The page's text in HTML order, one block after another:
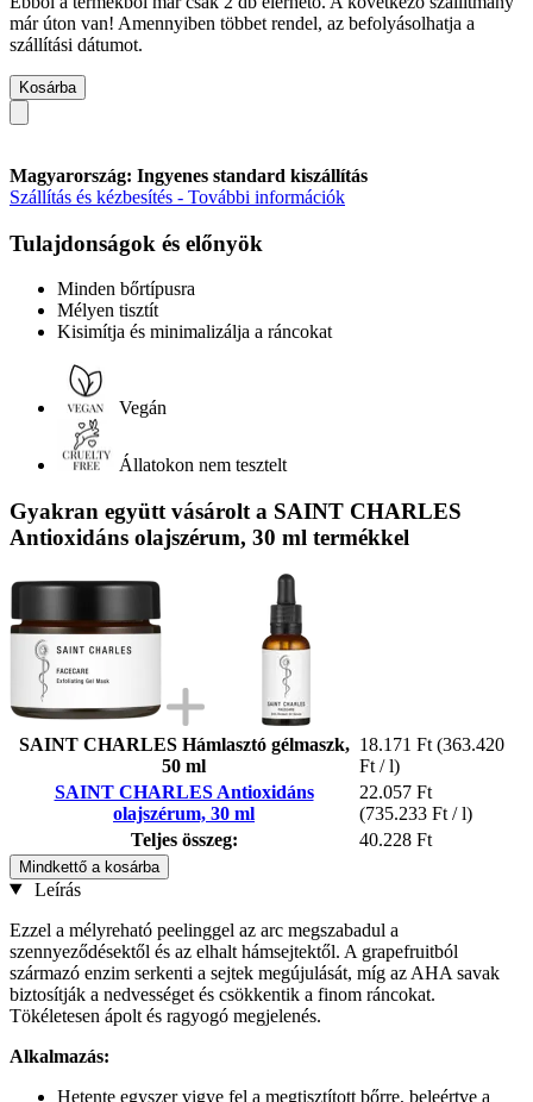
már úton van! Amennyiben többet rendel, az befolyásolhatja a
szállítási dátumot.
Kosárba
Magyarország: Ingyenes standard kiszállítás
Szállítás és kézbesítés - További információk
Tulajdonságok és előnyök
Minden bőrtípusra
Mélyen tisztít
Kisimítja és minimalizálja a ráncokat
Vegán
Állatokon nem tesztelt
Gyakran együtt vásárolt a SAINT CHARLES
Antioxidáns olajszérum, 30 ml termékkel
SAINT CHARLES Hámlasztó gélmaszk,
50 ml
18.171 Ft (363.420
Ft / l)
SAINT CHARLES Antioxidáns
olajszérum, 30 ml
22.057 Ft
(735.233 Ft / l)
Teljes összeg:
40.228 Ft
Mindkettő a kosárba
Leírás
Ezzel a mélyreható peelinggel az arc megszabadul a
szennyeződésektől és az elhalt hámsejtektől. A grapefruitból
származó enzim serkenti a sejtek megújulását, míg az AHA savak
biztosítják a nedvességet és csökkentik a finom ráncokat.
Tökéletesen ápolt és ragyogó megjelenés.
Alkalmazás:
Hetente egyszer vigye fel a megtisztított bőrre, beleértve a